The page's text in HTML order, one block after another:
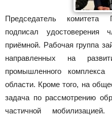
Председатель
подписал удостоверения
приёмной. Рабочая группа
направленных на
промышленного комплекса
области. Кроме того, на
задача по рассмотрению
частичной